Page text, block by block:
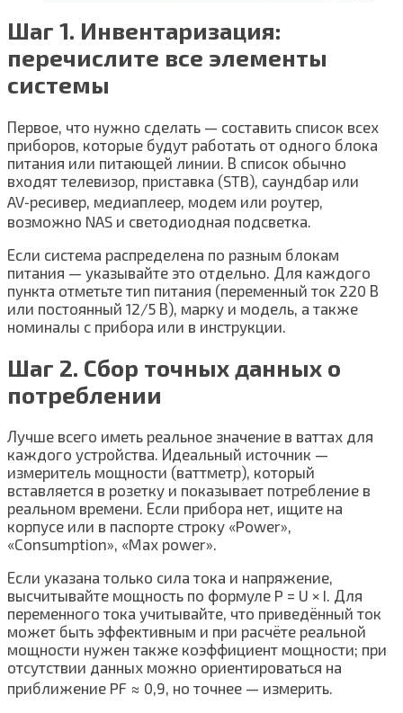
Шаг 1. Инвентаризация:
перечислите все элементы
системы
Первое, что нужно сделать — составить список всех
приборов, которые будут работать от одного блока
питания или питающей линии. В список обычно
входят телевизор, приставка (STB), саундбар или
AV‑ресивер, медиаплеер, модем или роутер,
возможно NAS и светодиодная подсветка.
Если система распределена по разным блокам
питания — указывайте это отдельно. Для каждого
пункта отметьте тип питания (переменный ток 220 В
или постоянный 12/5 В), марку и модель, а также
номиналы с прибора или в инструкции.
Шаг 2. Сбор точных данных о
потреблении
Лучше всего иметь реальное значение в ваттах для
каждого устройства. Идеальный источник —
измеритель мощности (ваттметр), который
вставляется в розетку и показывает потребление в
реальном времени. Если прибора нет, ищите на
корпусе или в паспорте строку «Power»,
«Consumption», «Max power».
Если указана только сила тока и напряжение,
высчитывайте мощность по формуле P = U × I. Для
переменного тока учитывайте, что приведённый ток
может быть эффективным и при расчёте реальной
мощности нужен также коэффициент мощности; при
отсутствии данных можно ориентироваться на
приближение PF ≈ 0,9, но точнее — измерить.